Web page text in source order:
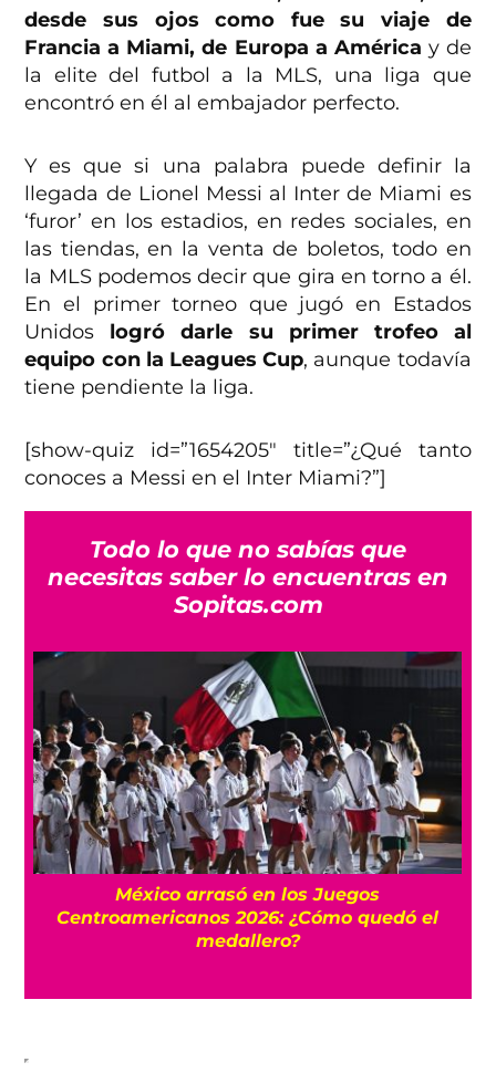
desde sus ojos como fue su viaje de
Francia a Miami, de Europa a América y de
la elite del futbol a la MLS, una liga que
encontró en él al embajador perfecto.
Y es que si una palabra puede definir la
llegada de Lionel Messi al Inter de Miami es
‘furor’ en los estadios, en redes sociales, en
las tiendas, en la venta de boletos, todo en
la MLS podemos decir que gira en torno a él.
En el primer torneo que jugó en Estados
Unidos logró darle su primer trofeo al
equipo con la Leagues Cup, aunque todavía
tiene pendiente la liga.
[show-quiz id=”1654205″ title=”¿Qué tanto
conoces a Messi en el Inter Miami?”]
Todo lo que no sabías que
necesitas saber lo encuentras en
Sopitas.com
México arrasó en los Juegos
Centroamericanos 2026: ¿Cómo quedó el
medallero?